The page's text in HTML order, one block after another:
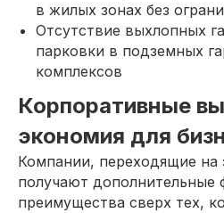
в жилых зонах без
Отсутствие выхлопных
парковки в подземных
комплексов
Корпоративные
экономия для
Компании, переходящие на
получают дополнительные
преимущества сверх тех,